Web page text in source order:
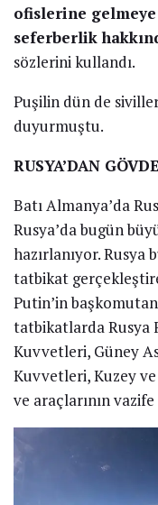
ofislerine gelmeye
seferberlik
sözlerini kullandı.
Puşilin dün de
duyurmuştu.
RUSYA’DAN
Batı Almanya’da
Rusya’da bugün
hazırlanıyor.
tatbikat
Putin’in
tatbikatlarda Rusya
Kuvvetleri, Güney
Kuvvetleri, Kuzey
ve araçlarının